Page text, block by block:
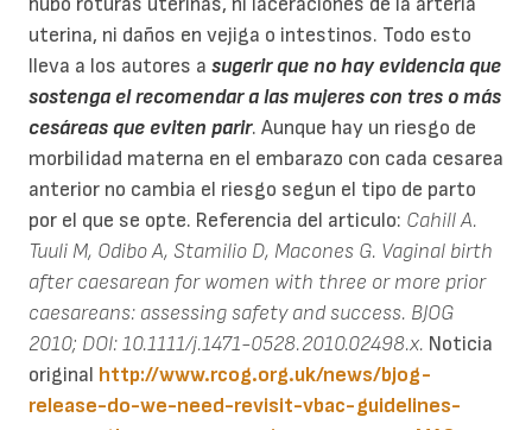
uterina, ni daños en vejiga o intestinos. Todo esto
lleva a los autores a sugerir que no hay evidencia que
sostenga el recomendar a las mujeres con tres o más
cesáreas que eviten parir. Aunque hay un riesgo de
morbilidad materna en el embarazo con cada cesarea
anterior no cambia el riesgo segun el tipo de parto
por el que se opte. Referencia del articulo: Cahill A.
Tuuli M, Odibo A, Stamilio D, Macones G. Vaginal birth
after caesarean for women with three or more prior
caesareans: assessing safety and success. BJOG
2010; DOI: 10.1111/j.1471-0528.2010.02498.x. Noticia
original http://www.rcog.org.uk/news/bjog-
release-do-we-need-revisit-vbac-guidelines-